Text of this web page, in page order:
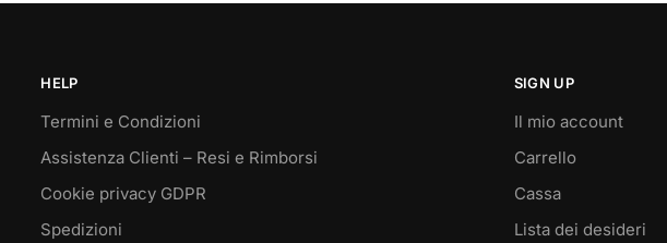
HELP
Termini e Condizioni
Assistenza Clienti – Resi e Rimborsi
Cookie privacy GDPR
Spedizioni
SIGN UP
Il mio account
Carrello
Cassa
Lista dei desideri